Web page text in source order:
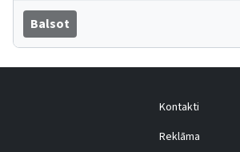
Balsot
Kontakti
Reklāma